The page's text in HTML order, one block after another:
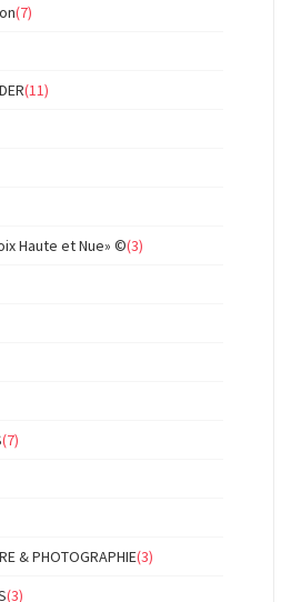
(7)
(11)
Haute et Nue» ©(3)
(7)
& PHOTOGRAPHIE(3)
(3)